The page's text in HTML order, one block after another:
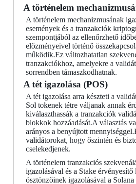
A történelem
A történelem mechanizmusának
események és a tranzakciók
szempontjából az ellenőrzhető
előzményeivel történő
működik.Ez változhatatlan
tranzakciókhoz, amelyekre a
sorrendben támaszkodhatnak.
A tét igazolása (POS)
A tét igazolása arra készteti a
Sol tokenek tétre váljanak annak
kiválaszthassák a tranzakciók
blokkok hozzáadását.A választás
arányos a benyújtott
validátorokat, hogy őszintén és
cselekedjenek.
A történelem tranzakciós
igazolásával és a Stake érvényesítő
ösztönzőinek igazolásával a